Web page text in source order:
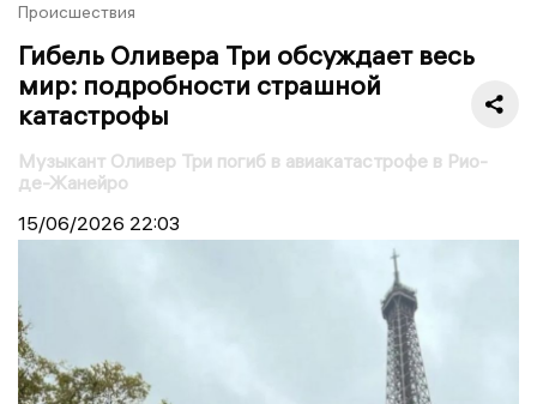
Происшествия
Гибель Оливера Три обсуждает весь
мир: подробности страшной
катастрофы
Музыкант Оливер Три погиб в авиакатастрофе в Рио-
де-Жанейро
15/06/2026 22:03